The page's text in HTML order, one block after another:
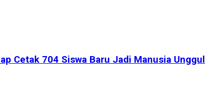
Cetak 704 Siswa Baru Jadi Manusia Unggul